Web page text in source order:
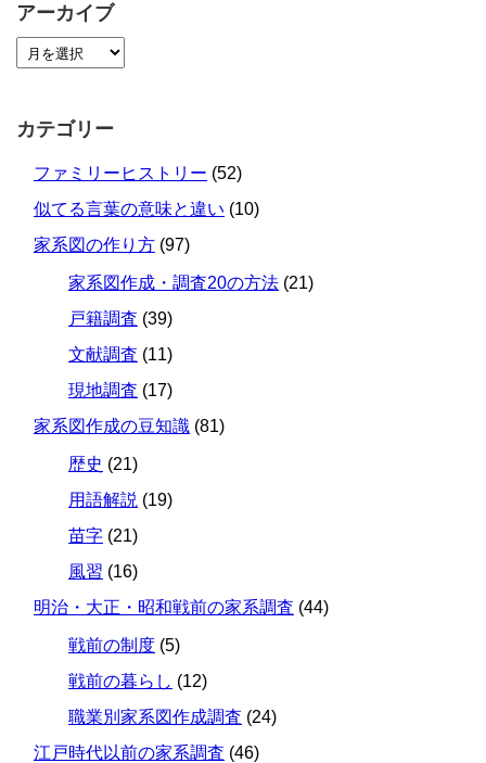
アーカイブ
カテゴリー
ファミリーヒストリー (52)
似てる言葉の意味と違い (10)
家系図の作り方 (97)
家系図作成・調査20の方法 (21)
戸籍調査 (39)
文献調査 (11)
現地調査 (17)
家系図作成の豆知識 (81)
歴史 (21)
用語解説 (19)
苗字 (21)
風習 (16)
明治・大正・昭和戦前の家系調査 (44)
戦前の制度 (5)
戦前の暮らし (12)
職業別家系図作成調査 (24)
江戸時代以前の家系調査 (46)